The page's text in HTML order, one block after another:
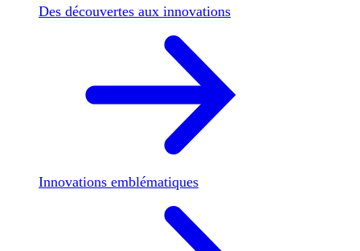
Des découvertes aux innovations
Innovations emblématiques